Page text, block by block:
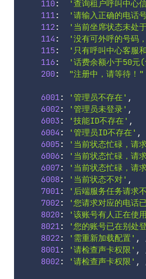
110: '查询租户呼叫中心
111: '请输入正确的电话
112:
'当前坐席状态未处
114 :
'没有可外呼的号码
115:
'只有呼叫中心客服
116: '话费余额小于50元
200: "注册中，请等待！"
6001: '管理员不存在' ,
6002: '管理员未登录' ,
6003 : '技能ID不存在' ,
6004 : '管理员ID不存在' ,
6005: '当前状态忙碌，请
6006: '当前状态忙碌，请
6007: '当前状态忙碌，请
6008: '当前状态不对' ,
7001: '后端服务任务请求
7002: '您请求对应的电话
8020: '该账号有人正在使
8021: '您的账号已在别处
8022: '需重新加载配置' ,
8001: '请检查声卡权限' ,
8002: '请检查声卡权限' ,